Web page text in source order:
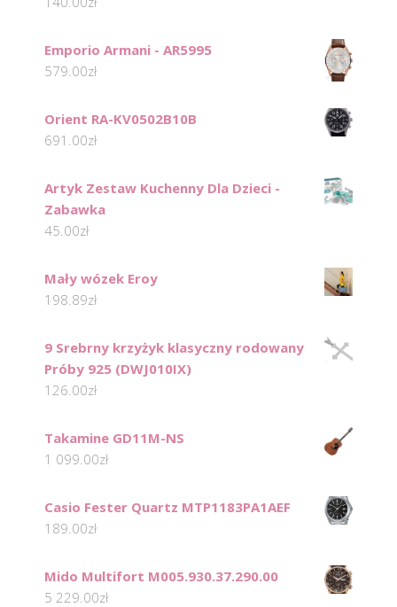
Emporio Armani - AR5995
579.00zł
Orient RA-KV0502B10B
691.00zł
Artyk Zestaw Kuchenny Dla Dzieci -
Zabawka
45.00zł
Mały wózek Eroy
198.89zł
9 Srebrny krzyżyk klasyczny rodowany
Próby 925 (DWJ010IX)
126.00zł
Takamine GD11M-NS
1 099.00zł
Casio Fester Quartz MTP1183PA1AEF
189.00zł
Mido Multifort M005.930.37.290.00
5 229.00zł